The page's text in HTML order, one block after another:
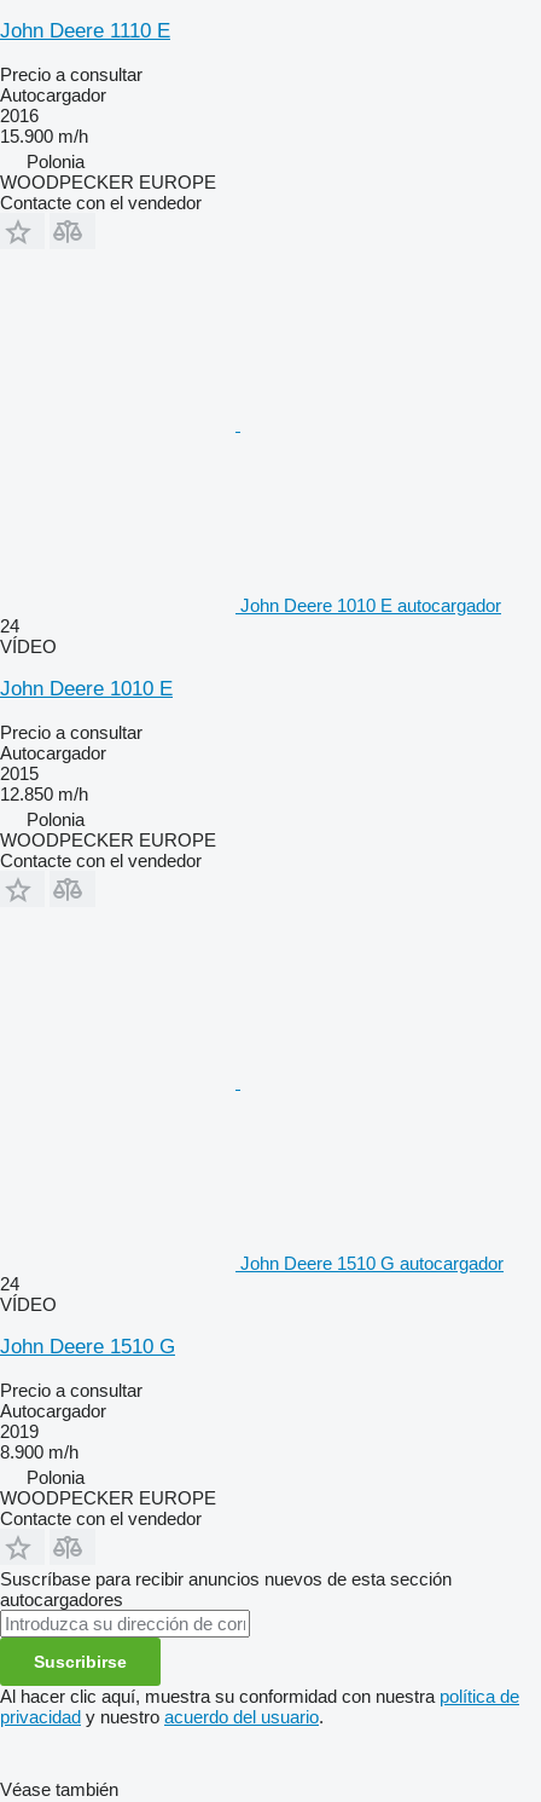
John Deere 1110 E
Precio a consultar
Autocargador
2016
15.900 m/h
Polonia
WOODPECKER EUROPE
Contacte con el vendedor
John Deere 1010 E autocargador
24
VÍDEO
John Deere 1010 E
Precio a consultar
Autocargador
2015
12.850 m/h
Polonia
WOODPECKER EUROPE
Contacte con el vendedor
John Deere 1510 G autocargador
24
VÍDEO
John Deere 1510 G
Precio a consultar
Autocargador
2019
8.900 m/h
Polonia
WOODPECKER EUROPE
Contacte con el vendedor
Suscríbase para recibir anuncios nuevos de esta sección
autocargadores
Suscribirse
Al hacer clic aquí, muestra su conformidad con nuestra política de
privacidad y nuestro acuerdo del usuario.
Véase también